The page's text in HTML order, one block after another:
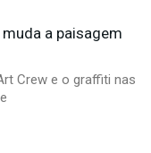
a paisagem
Crew e o graffiti nas